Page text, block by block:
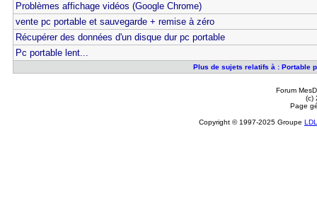
Problèmes affichage vidéos (Google Chrome)
vente pc portable et sauvegarde + remise à zéro
Récupérer des données d'un disque dur pc portable
Pc portable lent...
Plus de sujets relatifs à : Portable
Forum
(c)
Page
Copyright © 1997-2025 Groupe